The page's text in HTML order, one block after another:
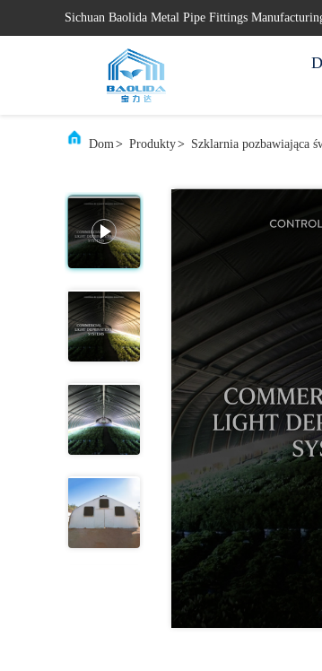
Sichuan Baolida Metal Pipe Fittings
Dom> Produkty> Szklarnia pozbawiająca